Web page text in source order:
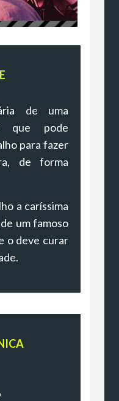
de uma
que pode
para fazer
de forma
a caríssima
um famoso
o deve curar